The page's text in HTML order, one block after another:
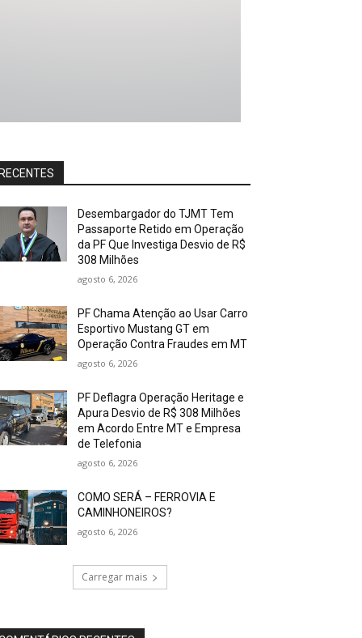
RECENTES
Desembargador do TJMT Tem
Passaporte Retido em Operação
da PF Que Investiga Desvio de R$
308 Milhões
agosto 6, 2026
PF Chama Atenção ao Usar Carro
Esportivo Mustang GT em
Operação Contra Fraudes em MT
agosto 6, 2026
PF Deflagra Operação Heritage e
Apura Desvio de R$ 308 Milhões
em Acordo Entre MT e Empresa
de Telefonia
agosto 6, 2026
COMO SERÁ – FERROVIA E
CAMINHONEIROS?
agosto 6, 2026
Carregar mais